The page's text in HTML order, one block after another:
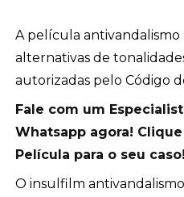
A película antivandalismo
alternativas de
autorizadas pelo Código
Fale com um
Whatsapp agora!
Película para o seu caso!
O insulfilm